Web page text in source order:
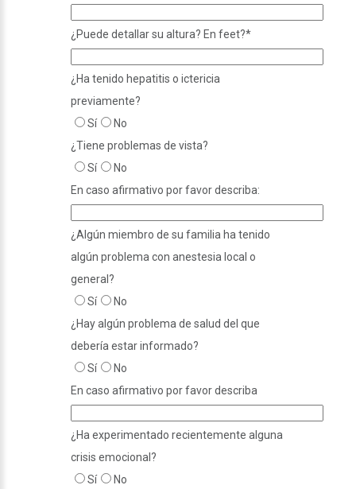
¿Puede detallar su altura? En feet?*
¿Ha tenido hepatitis o ictericia
previamente?
Sí
No
¿Tiene problemas de vista?
Sí
No
En caso afirmativo por favor describa:
¿Algún miembro de su familia ha tenido
algún problema con anestesia local o
general?
Sí
No
¿Hay algún problema de salud del que
debería estar informado?
Sí
No
En caso afirmativo por favor describa
¿Ha experimentado recientemente alguna
crisis emocional?
Sí
No